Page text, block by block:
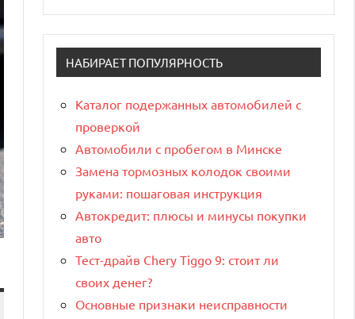
НАБИРАЕТ ПОПУЛЯРНОСТЬ
Каталог подержанных автомобилей с
проверкой
Автомобили с пробегом в Минске
Замена тормозных колодок своими
руками: пошаговая инструкция
Автокредит: плюсы и минусы покупки
авто
Тест-драйв Chery Tiggo 9: стоит ли
своих денег?
Основные признаки неисправности